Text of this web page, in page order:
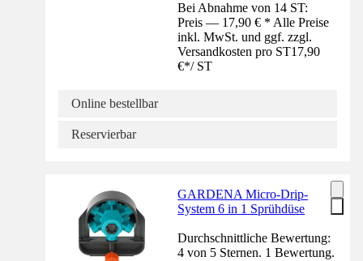
Bei Abnahme von 14 ST:
Preis — 17,90 € * Alle Preise
inkl. MwSt. und ggf. zzgl.
Versandkosten pro ST17,90
€*/ ST
Online bestellbar
Reservierbar
GARDENA Micro-Drip-
System 6 in 1 Sprühdüse
Durchschnittliche Bewertung:
4 von 5 Sternen. 1 Bewertung.